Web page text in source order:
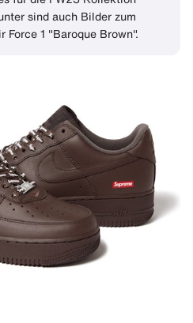
sind auch Bilder zum
Force 1 "Baroque Brown".